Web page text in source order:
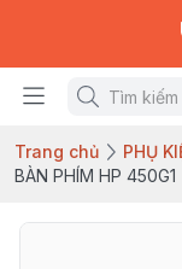
Trang chủ PHỤ
BÀN PHÍM HP 450G1